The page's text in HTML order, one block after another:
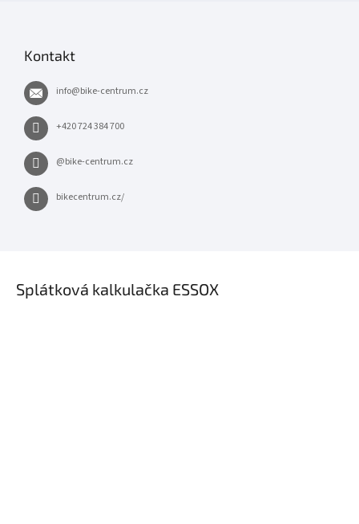
Kontakt
info@bike-centrum.cz
+420 724 384 700
@bike-centrum.cz
bikecentrum.cz/
Splátková kalkulačka ESSOX